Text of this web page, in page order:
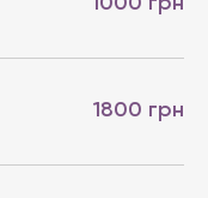
1800 грн